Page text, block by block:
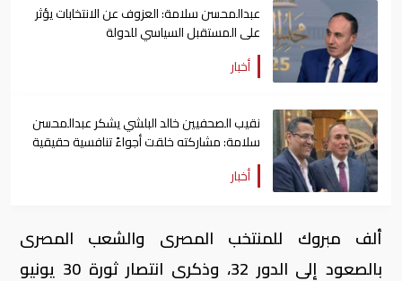
عبدالمحسن سلامة: العزوف عن الانتخابات يؤثر
على المستقبل السياسي للدولة
أخبار
نقيب الصحفيين خالد البلشي يشكر عبدالمحسن
سلامة: مشاركته خلقت أجواءً تنافسية حقيقية
أخبار
ألف مبروك للمنتخب المصرى والشعب المصرى
بالصعود إلى الدور 32، وذكرى انتصار ثورة 30 يونيو